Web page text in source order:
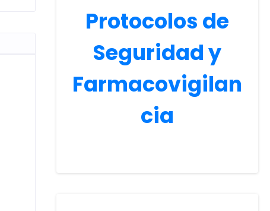
Protocolos de
Seguridad y
Farmacovigilan
cia